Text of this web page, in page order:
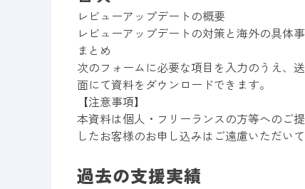
レビューアップデートの概要
レビューアップデートの対策と海外の具体
まとめ
次のフォームに必要な項目を入力のうえ、
面にて資料をダウンロードできます。
【注意事項】
本資料は個人・フリーランスの方等へのご
したお客様のお申し込みはご遠慮いただい
過去の支援実績